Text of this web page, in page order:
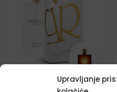
Upravljanje
Ženski parfem – 816 (50ml)